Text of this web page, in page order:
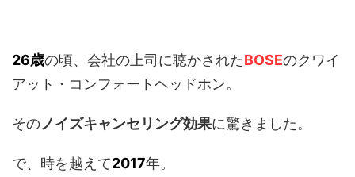
26歳の頃、会社の上司に聴かされたBOSEのクワイ
アット・コンフォートヘッドホン。
そのノイズキャンセリング効果に驚きました。
で、時を越えて2017年。